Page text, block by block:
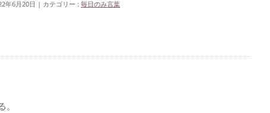
年6月20日 カテゴリー : 毎日のみ言葉